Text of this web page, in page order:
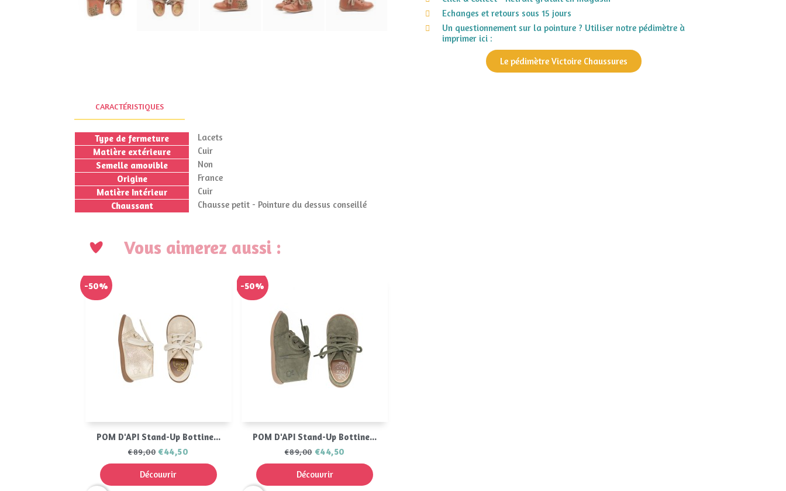
Echanges et retours sous 15 jours
Un questionnement sur la pointure ? Utiliser notre pédimètre à
imprimer ici :
Le pédimètre Victoire Chaussures
CARACTÉRISTIQUES
Type de fermeture
Lacets
Matière extérieure
Cuir
Semelle amovible
Non
Origine
France
Matière Intérieur
Cuir
Chaussant
Chausse petit - Pointure du dessus conseillé
Vous aimerez aussi :
Aperçu rapide
POM D'API Stand-Up Bottine...
€89,00 €44,50
Découvrir
-50%
Aperçu rapide
POM D'API Stand-Up Bottine...
€89,00 €44,50
Découvrir
-50%